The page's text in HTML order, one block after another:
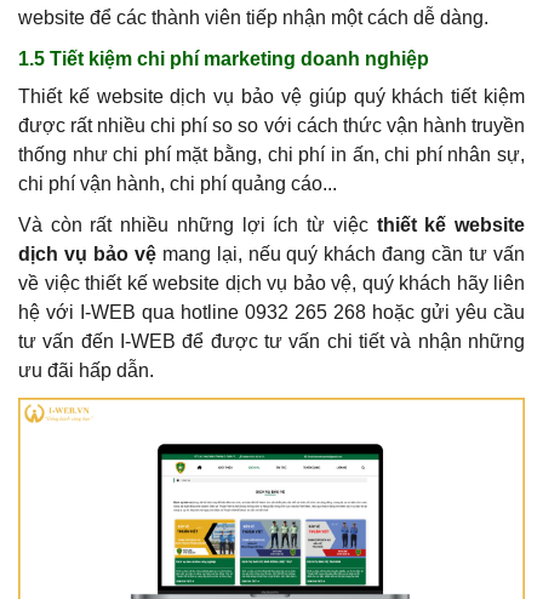
website để các thành viên tiếp nhận một cách dễ dàng.
1.5 Tiết kiệm chi phí marketing doanh nghiệp
Thiết kế website dịch vụ bảo vệ giúp quý khách tiết kiệm
được rất nhiều chi phí so so với cách thức vận hành truyền
thống như chi phí mặt bằng, chi phí in ấn, chi phí nhân sự,
chi phí vận hành, chi phí quảng cáo...
Và còn rất nhiều những lợi ích từ việc thiết kế website
dịch vụ bảo vệmang lại, nếu quý khách đang cần tư vấn
về việc thiết kế website dịch vụ bảo vệ, quý khách hãy liên
hệ với I-WEB qua hotline 0932 265 268 hoặc gửi yêu cầu
tư vấn đến I-WEB để được tư vấn chi tiết và nhận những
ưu đãi hấp dẫn.